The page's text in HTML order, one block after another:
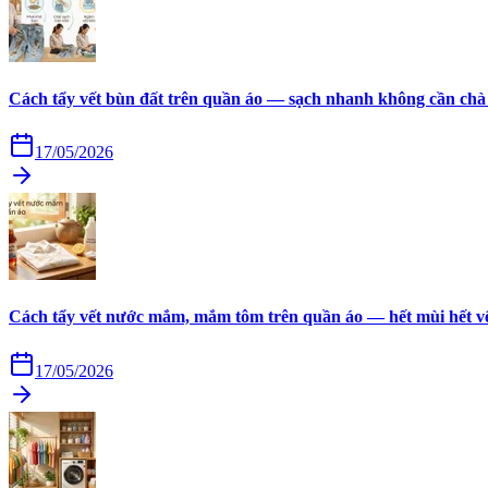
Cách tẩy vết bùn đất trên quần áo — sạch nhanh không cần
17/05/2026
Cách tẩy vết nước mắm, mắm tôm trên quần áo — hết mùi hết
17/05/2026